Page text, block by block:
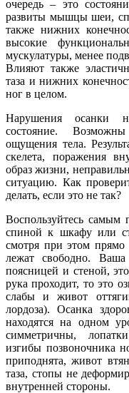
очередь – это
развиты мышцы шеи,
также нижних
высокие
мускулатуры, менее
Влияют также
таза и нижних
ног в целом.
Нарушения осанки
состояние.
ощущения тела.
скелета, поражения
образ жизни,
ситуацию. Как
делать, если это не так?
Воспользуйтесь самым
спиной к шкафу или
смотря при этом прямо
лежат свободно.
поясницей и стеной,
рука проходит, то это
слабы и живот
лордоза). Осанка
находятся на одном
симметричны,
изгибы позвоночника
приподнята, живот
таза, стопы не
внутренней стороны.